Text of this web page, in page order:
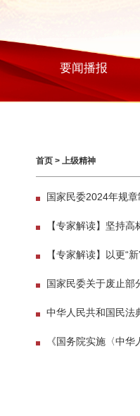
要闻播报
首页 > 上级精神
国家民委2024年规
【专家解读】坚持
【专家解读】以更“
国家民委关于废止部
中华人民共和国民法
《国务院实施〈中